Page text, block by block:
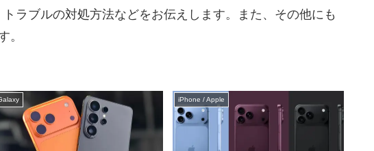
ラブルの対処方法などをお伝えします。また、その他にも
。
iPhone / Apple